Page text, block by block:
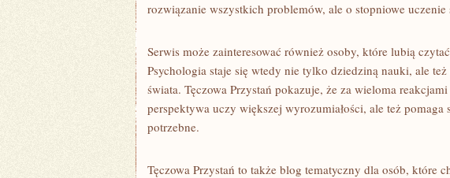
rozwiązanie wszystkich problemów, ale o stopniowe uczenie
Serwis może zainteresować również osoby, które lubią
Psychologia staje się wtedy nie tylko dziedziną nauki, ale
świata. Tęczowa Przystań pokazuje, że za wieloma
perspektywa uczy większej wyrozumiałości, ale też pomaga
potrzebne.
Tęczowa Przystań to także blog tematyczny dla osób, które